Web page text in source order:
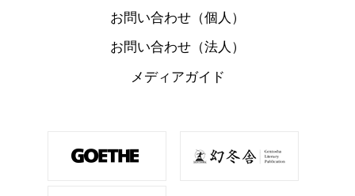
お問い合わせ（個人）
お問い合わせ（法人）
メディアガイド